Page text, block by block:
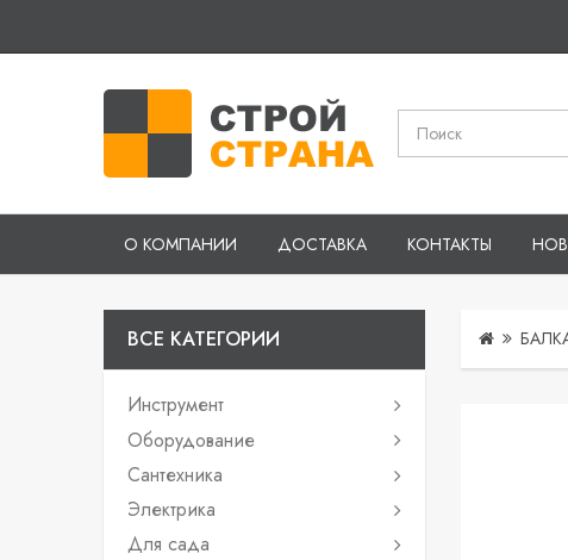
О КОМПАНИИ ДОСТАВКА КОНТАКТЫ
ВСЕ КАТЕГОРИИ
Инструмент
Оборудование
Сантехника
Электрика
Для сада